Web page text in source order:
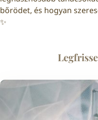
bőrödet, és hogyan
✨